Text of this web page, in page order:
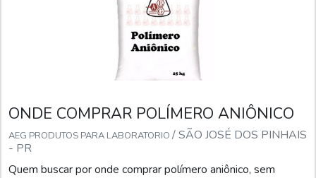
ONDE COMPRAR POLÍMERO ANIÔNICO
AEG PRODUTOS PARA LABORATORIO / SÃO JOSÉ DOS PINHAIS
- PR
Quem buscar por onde comprar polímero aniônico, sem